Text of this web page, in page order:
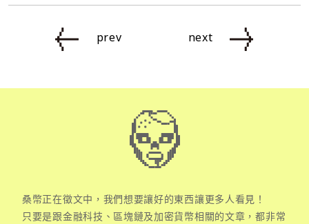
prev next
桑幣正在徵文中，我們想要讓好的東西讓更多人看見！
只要是跟金融科技、區塊鏈及加密貨幣相關的文章，都非常